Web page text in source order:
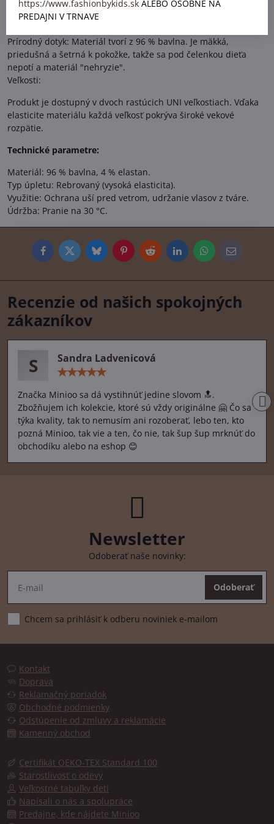
Rastie s dieťaťom: Vďaka spomínanej pružnosti a prímesi
elastanu (4 %) vydrží jedna veľkosť dlhé obdobie. Čelenka sa
Prírodný dotyk: Materiál tvorí z 96 % bavlna. Je mäkká,
priedušná a šetrná k pokožke, takže sa pod čelenkou dieťa
nepotí a materiál "nehryzie".
Veľkosti:
Produkt je dostupný v dvoch rastúcich UNI veľkostiach. Vďaka
elasticite materiálu každá veľkosť pokrýva široké vekové
rozpätie.
Technické parametre:
Materiál: 96 % bavlna, 4 % elastan.
Typ úpletu: Rebrovaný (vysoká elasticita).
Využitie: Ochrana uší pred vetrom, udržanie vlasov z tváre.
Údržba: Pranie na 30 °C.
FacebookTwitterBlueskyPinterestRedditLinkedInWhatsApp
E-
Recenzie od našich spokojných
zákazníkov
S Sandra Ladvenicová
5
Značka Minioo sa dá vystihnúť jedine slovom 🔝.
Zbožňujem ich kolekcie, ktoré sú vždy originálne 🤗 Čo sa
týka kvality, tak to nemusím ani rozoberať, lebo ten, kto
pozná Minioo, tak vie a ten, čo nie, tak šup šup mrknúť do
obchodíku alebo na eshop 😊
Newsletter
Odoberať naše novinky:
Odoberať
Chcem sa prihlásiť k odberu noviniek e-mailom
Kontakt
Doprava
Reklamačný poriadok
Obchodné podmienky
Odstúpenie od zmluvy a reklamácie
Kamenný obchod
Certifikát OEKO-TEX Standard 100
Starostlivosť o odevy
Veľkostné tabuľky deti
Napísali o nás a spolupráce
Predajne, kde nájdete Minioo
https://www.fashionbykids.sk ALEBO OSOBNE NA
PREDAJNI V TRNAVE